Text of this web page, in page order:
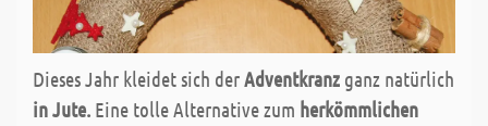
Dieses Jahr kleidet sich derAdventkranz ganz natürlich
in Jute. Eine tolle Alternative zum herkömmlichen